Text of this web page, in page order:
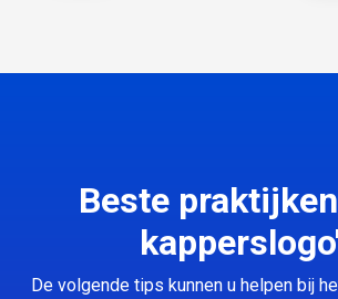
Beste
De volgende tips kunnen u helpen bij